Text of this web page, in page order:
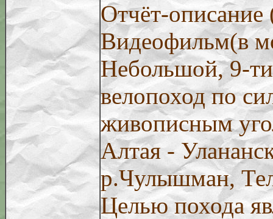
Отчёт-
Видеофильм(в
Небольшой, 9-
велопоход по
живописным
Алтая -
р.Чулышман,
Целью похода